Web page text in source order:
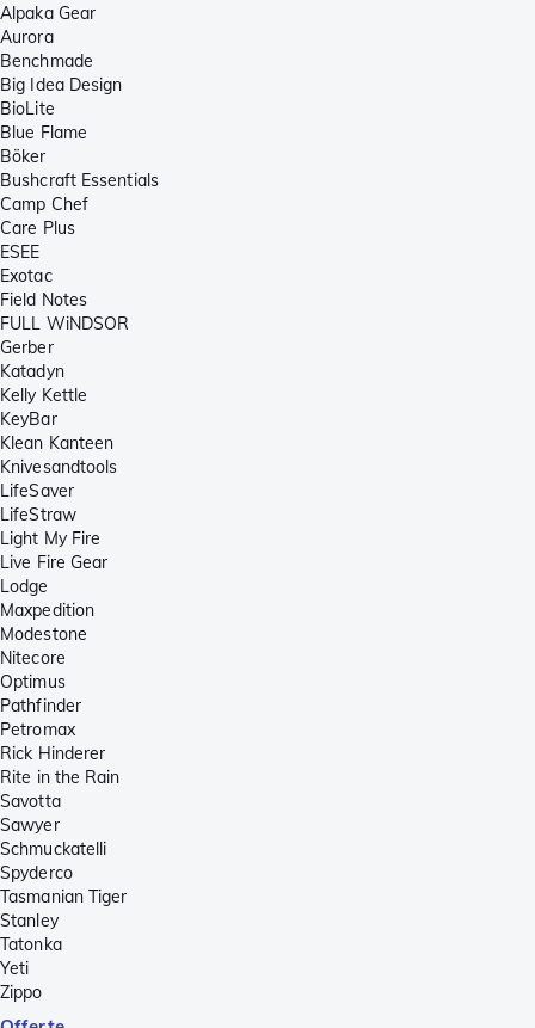
Alpaka Gear
Aurora
Benchmade
Big Idea Design
BioLite
Blue Flame
Böker
Bushcraft Essentials
Camp Chef
Care Plus
ESEE
Exotac
Field Notes
FULL WiNDSOR
Gerber
Katadyn
Kelly Kettle
KeyBar
Klean Kanteen
Knivesandtools
LifeSaver
LifeStraw
Light My Fire
Live Fire Gear
Lodge
Maxpedition
Modestone
Nitecore
Optimus
Pathfinder
Petromax
Rick Hinderer
Rite in the Rain
Savotta
Sawyer
Schmuckatelli
Spyderco
Tasmanian Tiger
Stanley
Tatonka
Yeti
Zippo